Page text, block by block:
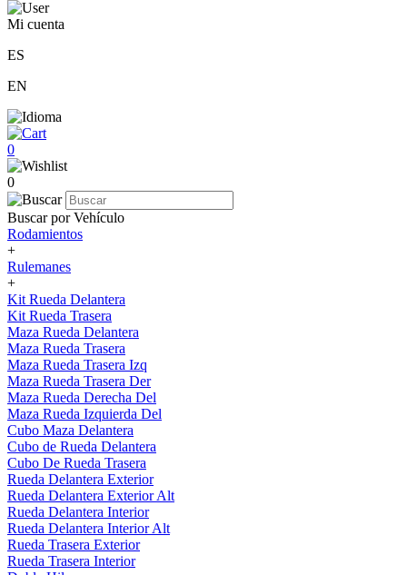
Mi cuenta
ES
EN
0
0
Buscar por Vehículo
Rodamientos
+
Rulemanes
+
Kit Rueda Delantera
Kit Rueda Trasera
Maza Rueda Delantera
Maza Rueda Trasera
Maza Rueda Trasera Izq
Maza Rueda Trasera Der
Maza Rueda Derecha Del
Maza Rueda Izquierda Del
Cubo Maza Delantera
Cubo de Rueda Delantera
Cubo De Rueda Trasera
Rueda Delantera Exterior
Rueda Delantera Exterior Alt
Rueda Delantera Interior
Rueda Delantera Interior Alt
Rueda Trasera Exterior
Rueda Trasera Interior